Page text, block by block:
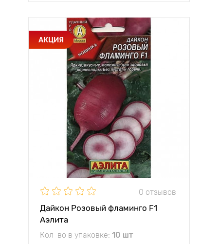
АКЦИЯ
0 отзывов
Дайкон Розовый фламинго F1
Аэлита
Кол-во в упаковке: 10 шт